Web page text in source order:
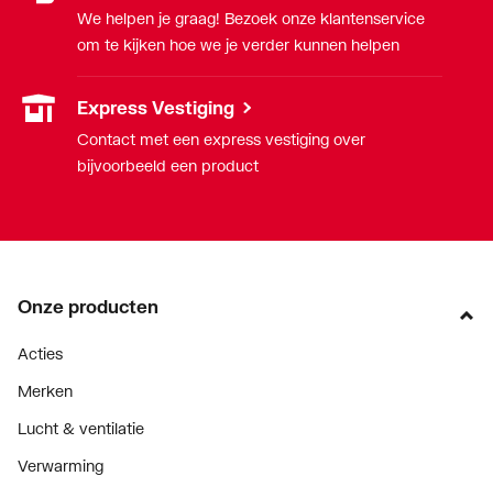
We helpen je graag! Bezoek onze klantenservice
om te kijken hoe we je verder kunnen helpen
Express Vestiging
Contact met een express vestiging over
bijvoorbeeld een product
Onze producten
Acties
Merken
Lucht & ventilatie
Verwarming